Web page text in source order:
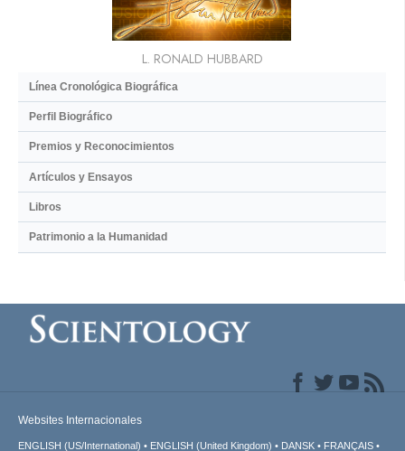
L. RONALD HUBBARD
Línea Cronológica Biográfica
Perfil Biográfico
Premios y Reconocimientos
Artículos y Ensayos
Libros
Patrimonio a la Humanidad
Websites Internacionales
ENGLISH (US/International) ENGLISH (United Kingdom) DANSK FRANÇAIS